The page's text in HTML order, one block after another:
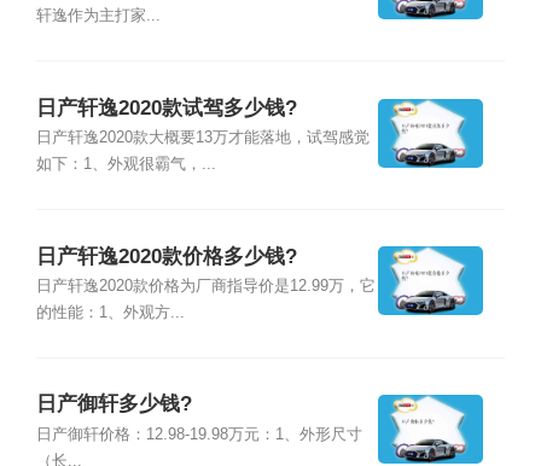
轩逸作为主打家...
日产轩逸2020款试驾多少钱?
日产轩逸2020款大概要13万才能落地，试驾感觉
如下：1、外观很霸气，...
日产轩逸2020款价格多少钱?
日产轩逸2020款价格为厂商指导价是12.99万，它
的性能：1、外观方...
日产御轩多少钱?
日产御轩价格：12.98-19.98万元：1、外形尺寸
（长...